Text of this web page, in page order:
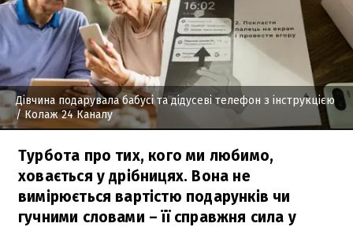
Дівчина подарувала бабусі та дідусеві телефон з інструкцією
/ Колаж 24 Каналу
Турбота про тих, кого ми любимо,
ховається у дрібницях. Вона не
вимірюється вартістю подарунків чи
гучними словами – її справжня сила у